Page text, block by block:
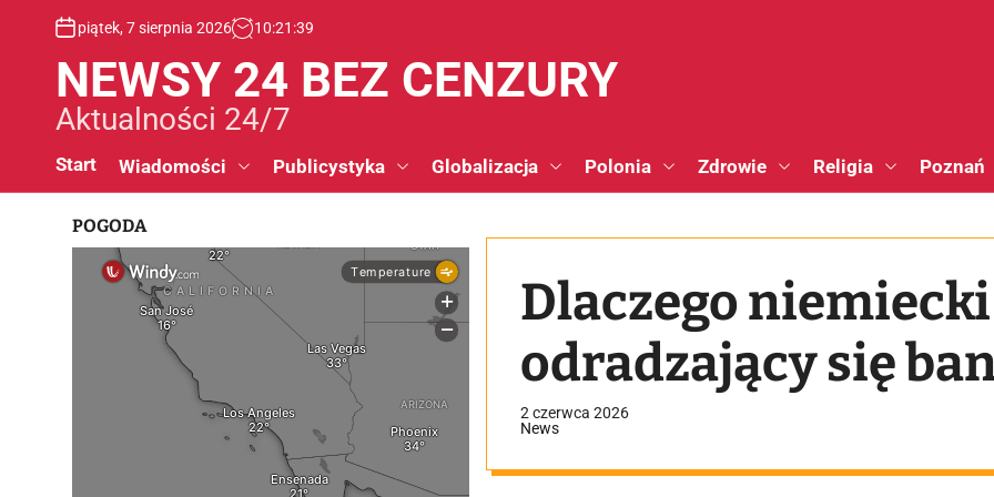
piątek, 7 sierpnia 2026 10:21 :40
NEWSY 24 BEZ CENZURY
Aktualności 24/7
Start Wiadomości Publicystyka Globalizacja Polonia Zdrowie Religia Poznań
Dlaczego
odradzający się
2 czerwca 2026
News
POGODA